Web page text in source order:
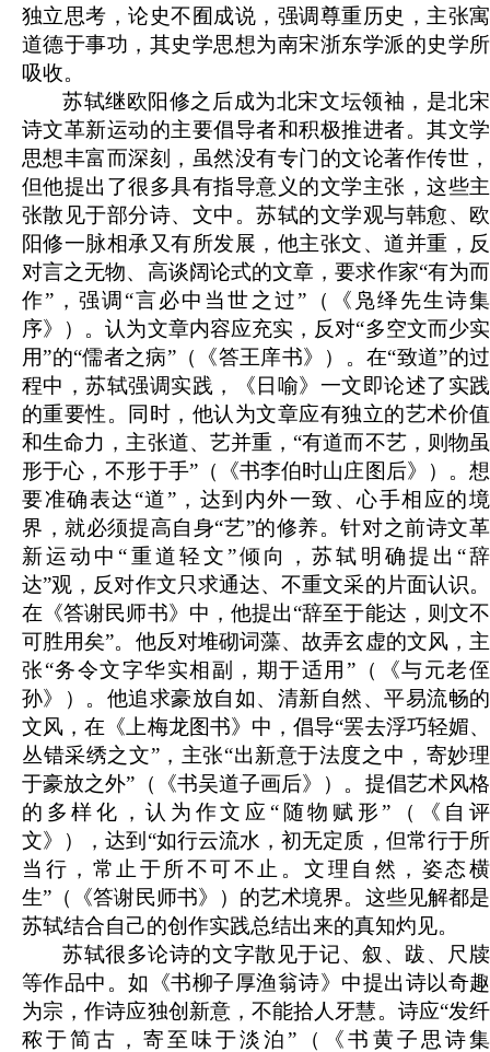
独立思考，论史不囿成说，强调尊重历史，主张寓
道德于事功，其史学思想为南宋浙东学派的史学所
吸收。
苏轼继欧阳修之后成为北宋文坛领袖，是北宋
诗文革新运动的主要倡导者和积极推进者。其文学
思想丰富而深刻，虽然没有专门的文论著作传世，
但他提出了很多具有指导意义的文学主张，这些主
张散见于部分诗、文中。苏轼的文学观与韩愈、欧
阳修一脉相承又有所发展，他主张文、道并重，反
对言之无物、高谈阔论式的文章，要求作家“有为而
作”，强调“言必中当世之过”（《凫绎先生诗集
序》）。认为文章内容应充实，反对“多空文而少实
用”的“儒者之病”（《答王庠书》）。在“致道”的过
程中，苏轼强调实践，《日喻》一文即论述了实践
的重要性。同时，他认为文章应有独立的艺术价值
和生命力，主张道、艺并重，“有道而不艺，则物虽
形于心，不形于手”（《书李伯时山庄图后》）。想
要准确表达“道”，达到内外一致、心手相应的境
界，就必须提高自身“艺”的修养。针对之前诗文革
新运动中“重道轻文”倾向，苏轼明确提出“辞
达”观，反对作文只求通达、不重文采的片面认识。
在《答谢民师书》中，他提出“辞至于能达，则文不
可胜用矣”。他反对堆砌词藻、故弄玄虚的文风，主
张“务令文字华实相副，期于适用”（《与元老侄
孙》）。他追求豪放自如、清新自然、平易流畅的
文风，在《上梅龙图书》中，倡导“罢去浮巧轻媚、
丛错采绣之文”，主张“出新意于法度之中，寄妙理
于豪放之外”（《书吴道子画后》）。提倡艺术风格
的多样化，认为作文应“随物赋形”（《自评
文》），达到“如行云流水，初无定质，但常行于所
当行，常止于所不可不止。文理自然，姿态横
生”（《答谢民师书》）的艺术境界。这些见解都是
苏轼结合自己的创作实践总结出来的真知灼见。
苏轼很多论诗的文字散见于记、叙、跋、尺牍
等作品中。如《书柳子厚渔翁诗》中提出诗以奇趣
为宗，作诗应独创新意，不能拾人牙慧。诗应“发纤
秾于简古，寄至味于淡泊”（《书黄子思诗集